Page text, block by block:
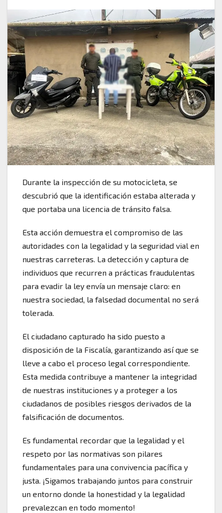
Durante la inspección de su motocicleta, se
descubrió que la identificación estaba alterada y
que portaba una licencia de tránsito falsa.
Esta acción demuestra el compromiso de las
autoridades con la legalidad y la seguridad vial en
nuestras carreteras. La detección y captura de
individuos que recurren a prácticas fraudulentas
para evadir la ley envía un mensaje claro: en
nuestra sociedad, la falsedad documental no será
tolerada.
El ciudadano capturado ha sido puesto a
disposición de la Fiscalía, garantizando así que se
lleve a cabo el proceso legal correspondiente.
Esta medida contribuye a mantener la integridad
de nuestras instituciones y a proteger a los
ciudadanos de posibles riesgos derivados de la
falsificación de documentos.
Es fundamental recordar que la legalidad y el
respeto por las normativas son pilares
fundamentales para una convivencia pacífica y
justa. ¡Sigamos trabajando juntos para construir
un entorno donde la honestidad y la legalidad
prevalezcan en todo momento!